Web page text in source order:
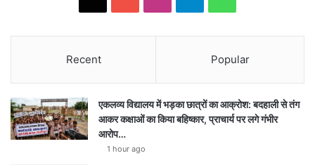
Recent Popular
एकलव्य विद्यालय में भड़का छात्रों का आक्रोश: बदहाली से तंग
आकर कक्षाओं का किया बहिष्कार, प्राचार्य पर लगे गंभीर
आरोप…
1 hour ago